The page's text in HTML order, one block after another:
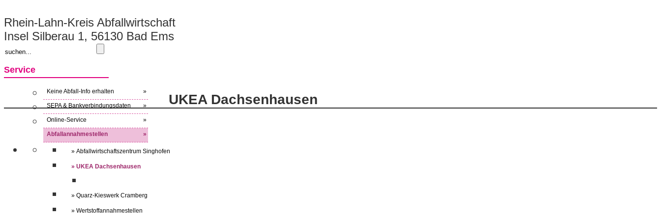
Rhein-Lahn-Kreis Abfallwirtschaft
Insel Silberau 1, 56130 Bad Ems
Service
Keine Abfall-Info erhalten »
SEPA & Bankverbindungsdaten »
Online-Service »
Abfallannahmestellen »
» Abfallwirtschaftszentrum Singhofen
» UKEA Dachsenhausen
» Quarz-Kieswerk Cramberg
» Wertstoffannahmestellen
UKEA Dachsenhausen